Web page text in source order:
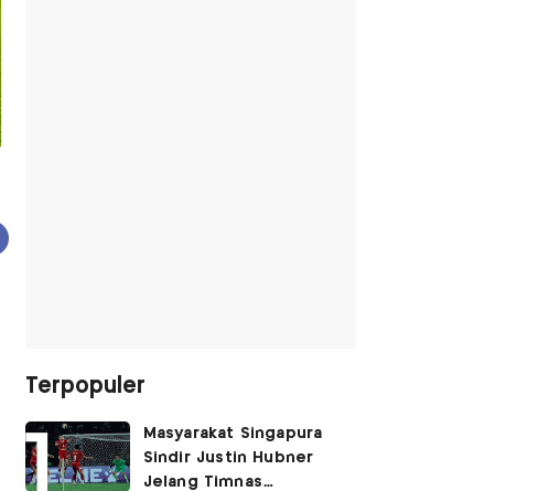
Terpopuler
Masyarakat Singapura
Sindir Justin Hubner
Jelang Timnas